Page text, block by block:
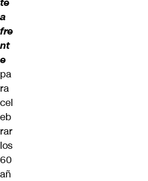
te
a
fre
nt
e
pa
ra
cel
eb
rar
los
60
añ